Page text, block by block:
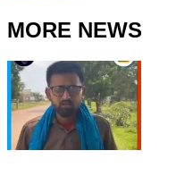
MORE NEWS